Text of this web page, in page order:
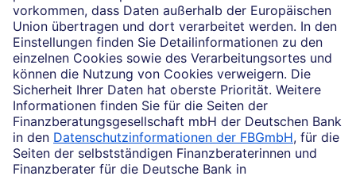
Ruhestand planen
Impressum
Rechtliche Hinweise
Datenschutz
Barrierefreiheit
Cookie-Einstellungen